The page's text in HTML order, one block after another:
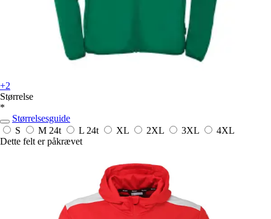
+2
Størrelse
*
Størrelsesguide
S
M 24t L 24t XL 2XL 3XL
4XL
Dette felt er påkrævet